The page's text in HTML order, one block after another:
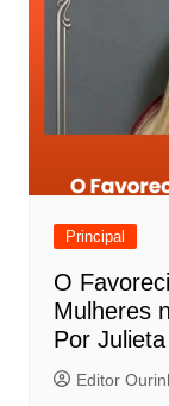
Principal
O
Mulheres
Por
Editor